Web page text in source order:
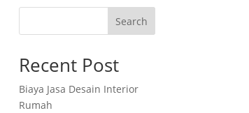
Search
Recent Post
Biaya Jasa Desain Interior
Rumah